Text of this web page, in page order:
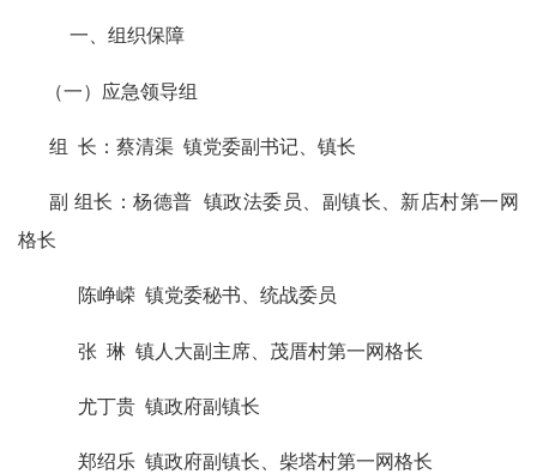
一、组织保障
（一）应急领导组
组 长：蔡清渠 镇党委副书记、镇长
副 组长：杨德普 镇政法委员、副镇长、新店村第一网
格长
陈峥嵘 镇党委秘书、统战委员
张 琳 镇人大副主席、茂厝村第一网格长
尤丁贵 镇政府副镇长
郑绍乐 镇政府副镇长、柴塔村第一网格长